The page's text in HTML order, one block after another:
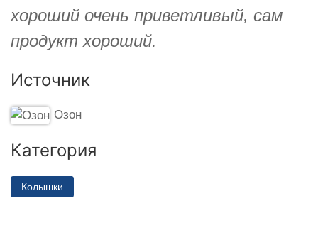
хороший очень приветливый, сам
продукт хороший.
Источник
Озон
Категория
Колышки